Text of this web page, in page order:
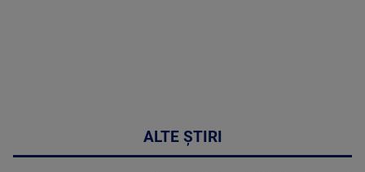
ALTE ȘTIRI